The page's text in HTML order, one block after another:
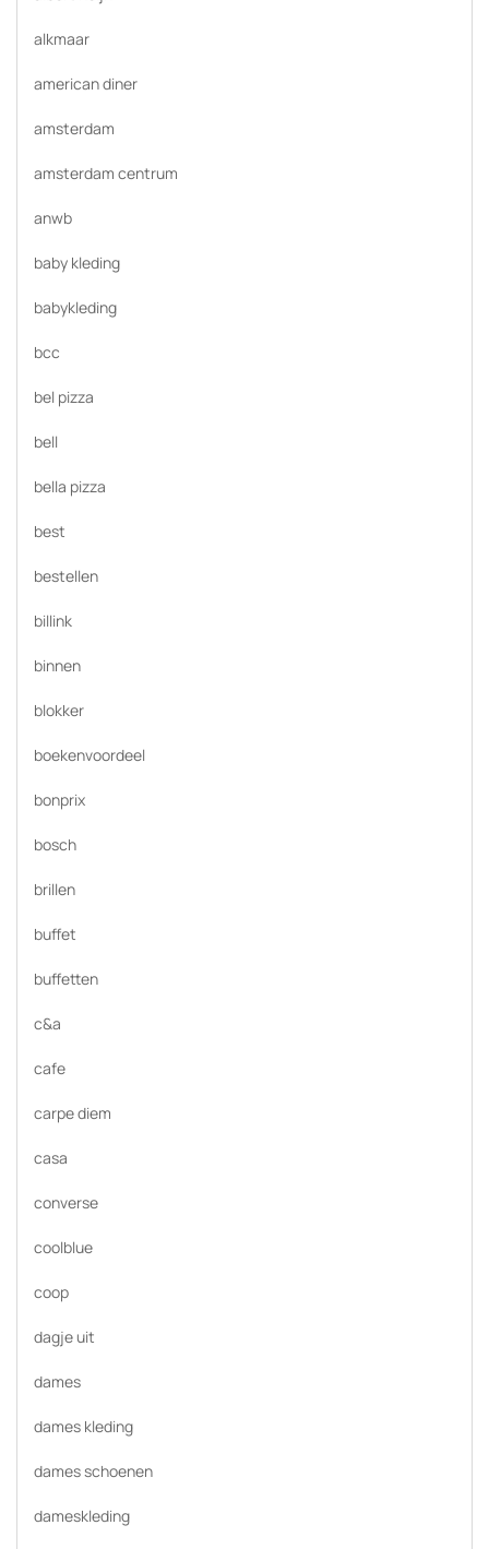
alkmaar
american diner
amsterdam
amsterdam centrum
anwb
baby kleding
babykleding
bcc
bel pizza
bell
bella pizza
best
bestellen
billink
binnen
blokker
boekenvoordeel
bonprix
bosch
brillen
buffet
buffetten
c&a
cafe
carpe diem
casa
converse
coolblue
coop
dagje uit
dames
dames kleding
dames schoenen
dameskleding